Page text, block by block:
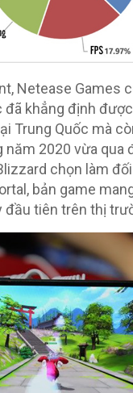
Netease Games
đã khẳng định
Trung Quốc mà
năm 2020 vừa qua
chọn làm
bản game
đầu tiên trên thị